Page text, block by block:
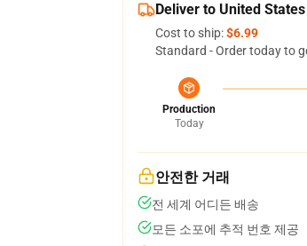
Deliver to United States
Cost to ship:$6.99
Standard - Order today to
Production
Today
안전한 거래
전 세계 어디든 배송
모든 소포에 추적 번호 제공